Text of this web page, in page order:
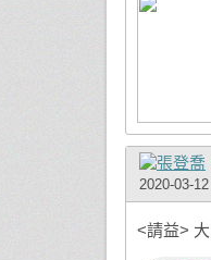
2020-03-
<請益>